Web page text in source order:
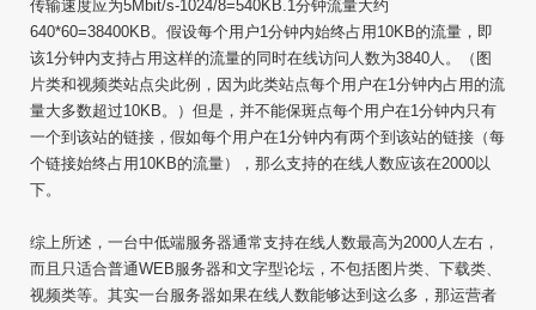
传输速度应为5Mbit/s-1024/8=540KB.1分钟流量大约
640*60=38400KB。假设每个用户1分钟内始终占用 10KB的流量，即
该1分钟内支持占用这样的流量的同时在线访问人数为3840人。（图
片类和视频类站点尖此例，因为此类站点每个用户在1分钟内占用的流
量大多数超过10KB。）但是，并不能保斑点每个用户在1分钟内只有
一个到该站的链接，假如每个用户在1分钟内有两个到该站的链接（每
个链接始终占用 10KB的流量），那么支持的在线人数应该在2000以
下。
综上所述，一台中低端服务器通常支持在线人数最高为2000人左右，
而且只适合普通WEB服务器和文字型论坛，不包括图片类、下载类、
视频类等。其实一台服务器如果在线人数能够达到这么多，那运营者